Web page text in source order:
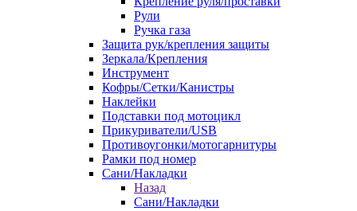
Рули
Ручка газа
Защита рук/крепления защиты
Зеркала/Крепления
Инструмент
Кофры/Сетки/Канистры
Наклейки
Подставки под мотоцикл
Прикуриватели/USB
Противоугонки/мотогарнитуры
Рамки под номер
Сани/Накладки
Назад
Сани/Накладки